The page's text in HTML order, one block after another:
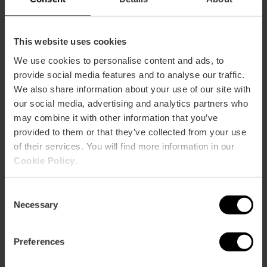
This website uses cookies
We use cookies to personalise content and ads, to
provide social media features and to analyse our traffic.
We also share information about your use of our site with
our social media, advertising and analytics partners who
may combine it with other information that you’ve
provided to them or that they’ve collected from your use
of their services. You will find more information in our
Cookie Policy
Selection
Necessary
Preferences
Metro
L3
Bus
71,73,99
Calle Andarella, 2 B3 (2º floor) puerta 2 46950
Xirivella